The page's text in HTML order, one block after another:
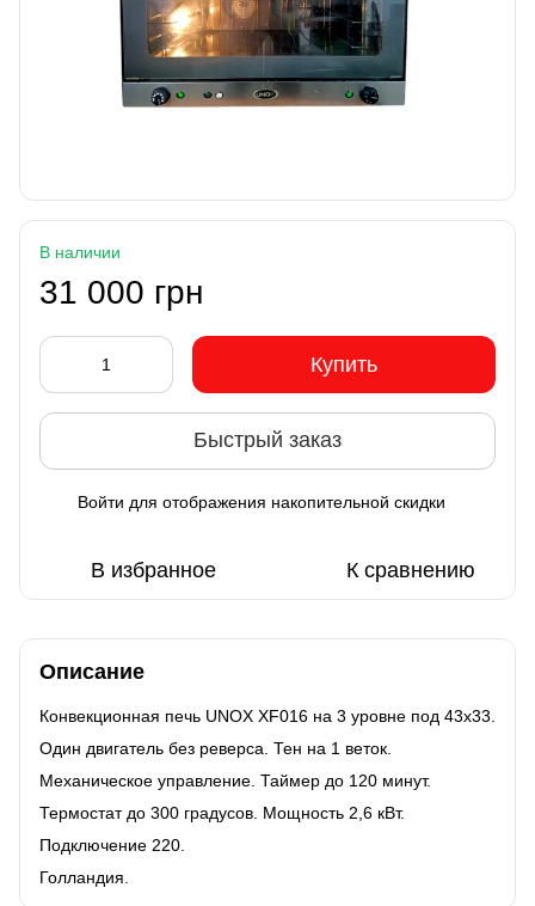
В наличии
31 000 грн
Купить
Быстрый заказ
Войти для отображения накопительной скидки
В избранное К сравнению
Описание
Конвекционная печь UNOX XF016 на 3 уровне под 43х33.
Один двигатель без реверса. Тен на 1 веток.
Механическое управление. Таймер до 120 минут.
Термостат до 300 градусов. Мощность 2,6 кВт.
Подключение 220.
Голландия.